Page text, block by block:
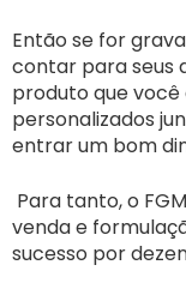
Então se for
contar para seus
produto que você
personalizados
entrar um bom
Para tanto, o
venda e
sucesso por